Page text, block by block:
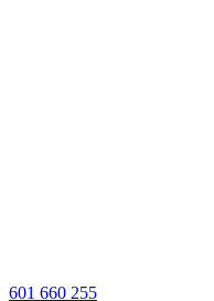
601 660 255